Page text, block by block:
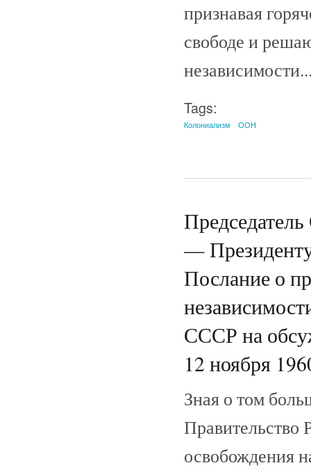
признавая
свободе и
Tags:
Колониализм ООН
—
Послание о
СССР на
12 ноября
Зная о том
Правительство
освобождения